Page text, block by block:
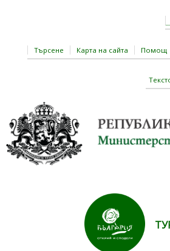
Търсене Карта на сайта Помощ